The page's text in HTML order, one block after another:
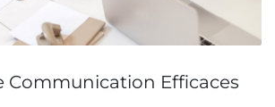
Communication Efficaces